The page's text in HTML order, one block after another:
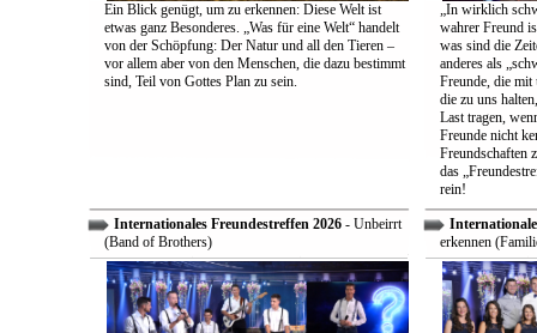
Ein Blick genügt, um zu erkennen: Diese Welt ist
etwas ganz Besonderes. „Was für eine Welt“ handelt
von der Schöpfung: Der Natur und all den Tieren –
vor allem aber von den Menschen, die dazu bestimmt
sind, Teil von Gottes Plan zu sein.
„In wirklich
wahrer Freund
was sind die
anderes als
Freunde, die mit
die zu uns
Last tragen,
Freunde nicht
Freundschaften
das
rein!
Internationales Freundestreffen 2026- Unbeirrt
(Band of Brothers)
erkennen